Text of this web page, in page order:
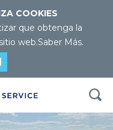
COOKIES
que obtenga la
web.Saber Más.